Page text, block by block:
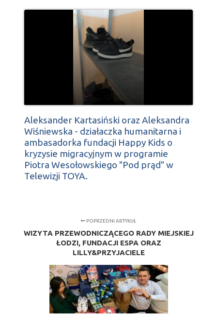
Aleksander Kartasiński oraz Aleksandra
Wiśniewska - działaczka humanitarna i
ambasadorka fundacji Happy Kids o
kryzysie migracyjnym w programie
Piotra Wesołowskiego "Pod prąd" w
Telewizji TOYA.
POPRZEDNI ARTYKUŁ
WIZYTA PRZEWODNICZĄCEGO RADY MIEJSKIEJ
ŁODZI, FUNDACJI ESPA ORAZ
LILLY&PRZYJACIELE